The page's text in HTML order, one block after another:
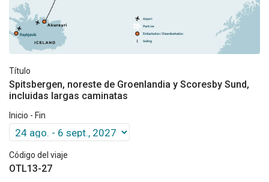
Título
Spitsbergen, noreste de Groenlandia y Scoresby Sund,
incluidas largas caminatas
Inicio - Fin
Código del viaje
OTL13-27